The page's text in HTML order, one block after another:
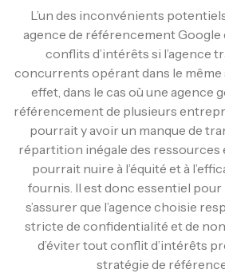
L’un des inconvénients
agence de référencement Google
conflits d’intérêts si l’agence
concurrents opérant dans le même
effet, dans le cas où une agence
référencement de plusieurs
pourrait y avoir un manque de
répartition inégale des ressources
pourrait nuire à l’équité et à
fournis. Il est donc essentiel
s’assurer que l’agence choisie
stricte de confidentialité et de
d’éviter tout conflit d’intérêts
stratégie de